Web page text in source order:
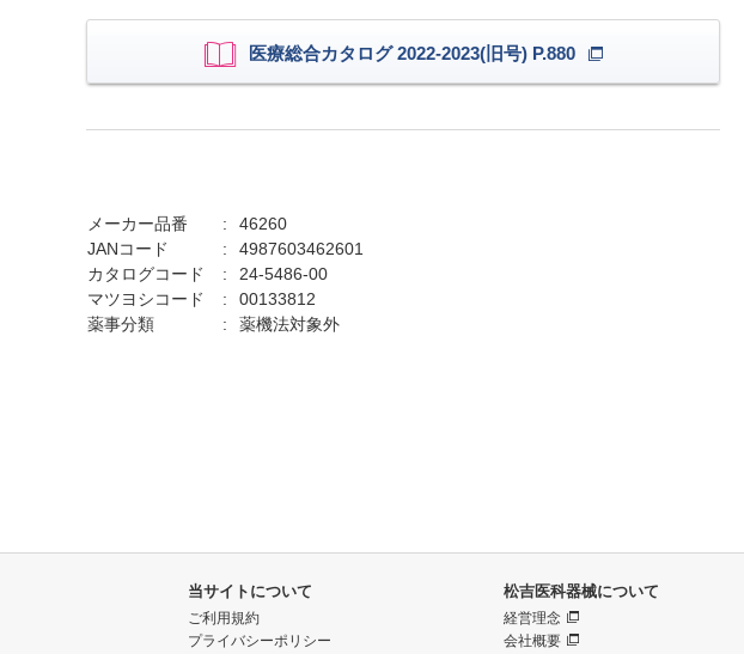
医療総合カタログ 2022-2023(旧号) P.880
メーカー品番
46260
JANコード
4987603462601
カタログコード
24-5486-00
マツヨシコード
00133812
薬事分類
薬機法対象外
当サイトについて
ご利用規約
プライバシーポリシー
松吉医科器械について
経営理念
会社概要